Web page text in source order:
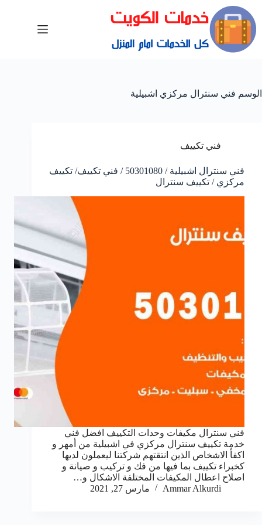
الوسم فني سنترال مركزي اشبيلية
فني تكييف
فني سنترال اشبيلية / 50301080 / فني تكييف/ تكييف
مركزي / تكييف سنترال
فني سنترال مكيفات وحدات التكييف افضل فني
خدمة تكييف سنترال مركزي في اشبيلية من أمهر و
اكفأ الاشخاص الذين انتقتهم شركتنا ليعملون لديها
كخبراء تكييف بما فيها من فك و تركيب و صيانة و
اصلاح اعطال المكيفات المختلفة الاشكال و…
Ammar Alkurdi
مارس 27, 2021